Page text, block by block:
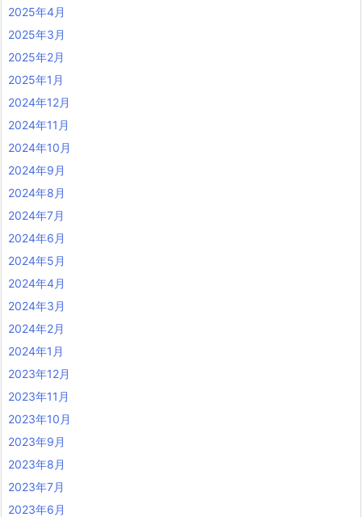
2025年4月
2025年3月
2025年2月
2025年1月
2024年12月
2024年11月
2024年10月
2024年9月
2024年8月
2024年7月
2024年6月
2024年5月
2024年4月
2024年3月
2024年2月
2024年1月
2023年12月
2023年11月
2023年10月
2023年9月
2023年8月
2023年7月
2023年6月